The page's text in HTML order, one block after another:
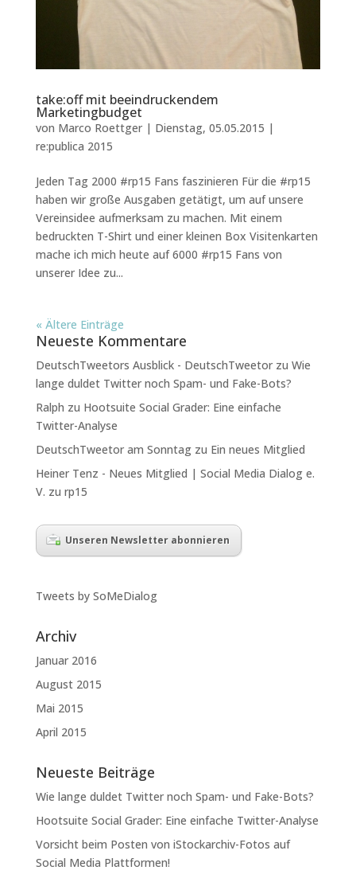
take:off mit beeindruckendem
Marketingbudget
von Marco Roettger| Dienstag, 05.05.2015 |
re:publica 2015
Jeden Tag 2000 #rp15 Fans faszinieren Für die #rp15
haben wir große Ausgaben getätigt, um auf unsere
Vereinsidee aufmerksam zu machen. Mit einem
bedruckten T-Shirt und einer kleinen Box Visitenkarten
mache ich mich heute auf 6000 #rp15 Fans von
unserer Idee zu...
« Ältere Einträge
Neueste Kommentare
DeutschTweetors Ausblick - DeutschTweetorzu Wie
lange duldet Twitter noch Spam- und Fake-Bots?
Ralph zu Hootsuite Social Grader: Eine einfache
Twitter-Analyse
DeutschTweetor am Sonntagzu Ein neues Mitglied
Heiner Tenz - Neues Mitglied | Social Media Dialog e.
V. zu rp15
Unseren Newsletter abonnieren
Tweets by SoMeDialog
Archiv
Januar 2016
August 2015
Mai 2015
April 2015
Neueste Beiträge
Wie lange duldet Twitter noch Spam- und Fake-Bots?
Hootsuite Social Grader: Eine einfache Twitter-Analyse
Vorsicht beim Posten von iStockarchiv-Fotos auf
Social Media Plattformen!